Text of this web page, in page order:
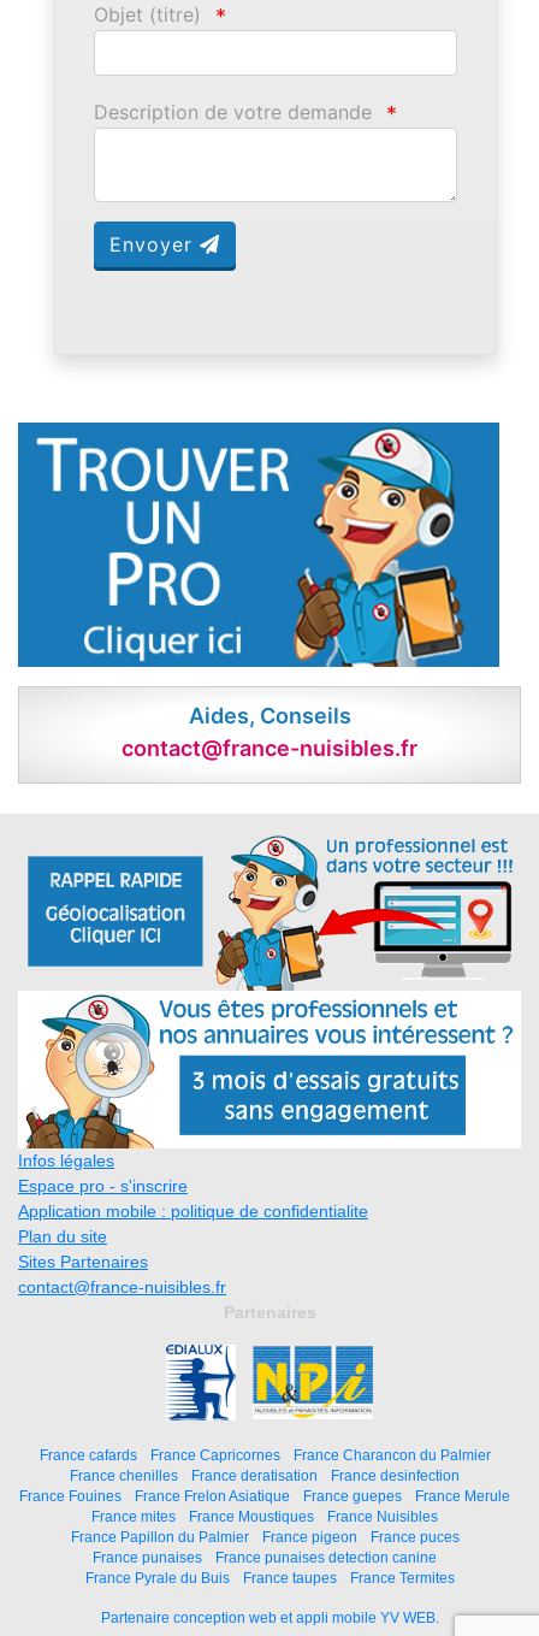
Objet (titre) *
Description de votre demande *
Envoyer
Aides, Conseils
contact@france-nuisibles.fr
Infos légales
Espace pro - s'inscrire
Application mobile : politique de confidentialite
Plan du site
Sites Partenaires
contact@france-nuisibles.fr
Partenaires
France cafards France Capricornes
France Charancon du Palmier
France chenilles
France deratisation
France desinfection
France Fouines
France Frelon Asiatique France guepes
France Merule
France mites
France Moustiques
France Nuisibles
France Papillon du Palmier
France pigeon
France puces
France punaises
France punaises detection canine
France Pyrale du Buis
France taupes France Termites
Partenaire conception web et appli mobile YV WEB.